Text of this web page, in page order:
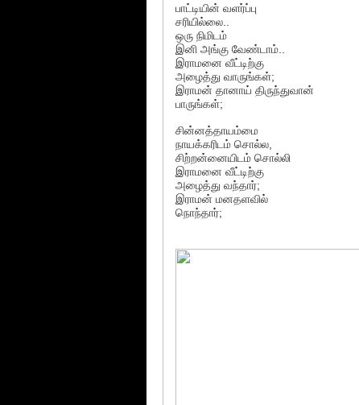
பாட்டியின் வளர்ப்பு
சரியில்லை..
ஒரு நிமிடம்
இனி அங்கு வேண்டாம்..
இராமனை வீட்டிற்கு
அழைத்து வாருங்கள்;
இராமன் தானாய் திருந்துவான்
பாருங்கள்;
சின்னத்தாயம்மை
நாயக்கரிடம் சொல்ல,
சிற்றன்னையிடம் சொல்லி
இராமனை வீட்டிற்கு
அழைத்து வந்தார்;
இராமன் மனதளவில்
நொந்தார்;